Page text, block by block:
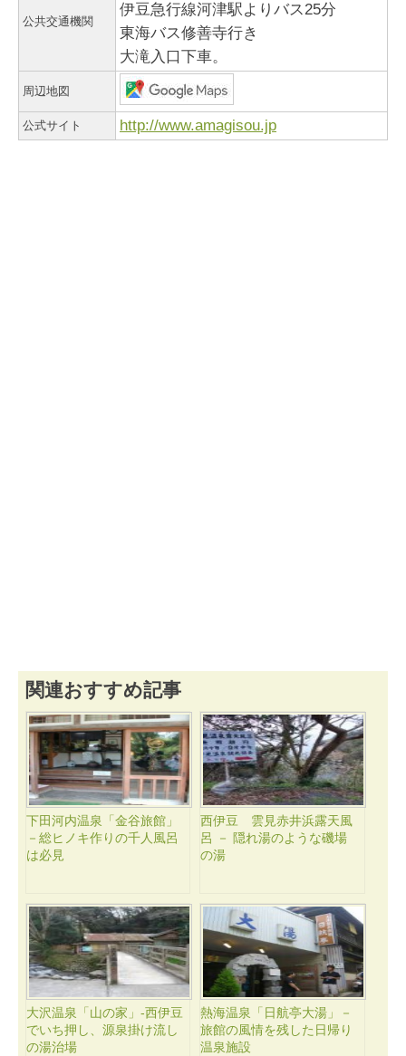
公共交通機関
伊豆急行線河津駅よりバス25分
東海バス修善寺行き
大滝入口下車。
周辺地図
公式サイト http://www.amagisou.jp
関連おすすめ記事
下田河内温泉「金谷旅館」
－総ヒノキ作りの千人風呂
は必見
西伊豆 雲見赤井浜露天風
呂 － 隠れ湯のような磯場
の湯
大沢温泉「山の家」-西伊豆
でいち押し、源泉掛け流し
の湯治場
熱海温泉「日航亭大湯」－
旅館の風情を残した日帰り
温泉施設